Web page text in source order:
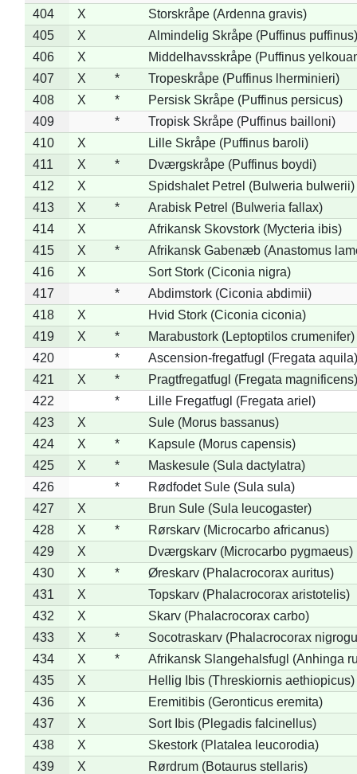
404
X
Storskråpe (Ardenna gravis)
405
X
Almindelig Skråpe (Puffinus puffinus)
406
X
Middelhavsskråpe (Puffinus
407
X *
Tropeskråpe (Puffinus lherminieri)
408
X *
Persisk Skråpe (Puffinus persicus)
409
*
Tropisk Skråpe (Puffinus bailloni)
410
X
Lille Skråpe (Puffinus baroli)
411
X *
Dværgskråpe (Puffinus boydi)
412
X
Spidshalet Petrel (Bulweria bulwerii)
413
X *
Arabisk Petrel (Bulweria fallax)
414
X
Afrikansk Skovstork (Mycteria ibis)
415
X *
Afrikansk Gabenæb (Anastomus
416
X
Sort Stork (Ciconia nigra)
417
*
Abdimstork (Ciconia abdimii)
418
X
Hvid Stork (Ciconia ciconia)
419
X *
Marabustork (Leptoptilos crumenifer)
420
*
Ascension-fregatfugl (Fregata aquila)
421
X *
Pragtfregatfugl (Fregata magnificens)
422
*
Lille Fregatfugl (Fregata ariel)
423
X
Sule (Morus bassanus)
424
X *
Kapsule (Morus capensis)
425
X *
Maskesule (Sula dactylatra)
426
*
Rødfodet Sule (Sula sula)
427
X
Brun Sule (Sula leucogaster)
428
X *
Rørskarv (Microcarbo africanus)
429
X
Dværgskarv (Microcarbo pygmaeus)
430
X *
Øreskarv (Phalacrocorax auritus)
431
X
Topskarv (Phalacrocorax aristotelis)
432
X
Skarv (Phalacrocorax carbo)
433
X *
Socotraskarv (Phalacrocorax
434
X *
Afrikansk Slangehalsfugl (Anhinga
435
X
Hellig Ibis (Threskiornis aethiopicus)
436
X
Eremitibis (Geronticus eremita)
437
X
Sort Ibis (Plegadis falcinellus)
438
X
Skestork (Platalea leucorodia)
439
X
Rørdrum (Botaurus stellaris)